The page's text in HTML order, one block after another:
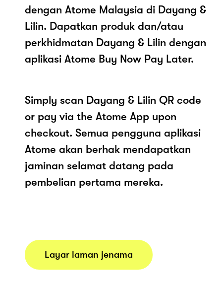
dengan Atome Malaysia di Dayang &
Lilin. Dapatkan produk dan/atau
perkhidmatan Dayang & Lilin dengan
aplikasi Atome Buy Now Pay Later.
Simply scan Dayang & Lilin QR code
or pay via the Atome App upon
checkout. Semua pengguna aplikasi
Atome akan berhak mendapatkan
jaminan selamat datang pada
pembelian pertama mereka.
Layar laman jenama